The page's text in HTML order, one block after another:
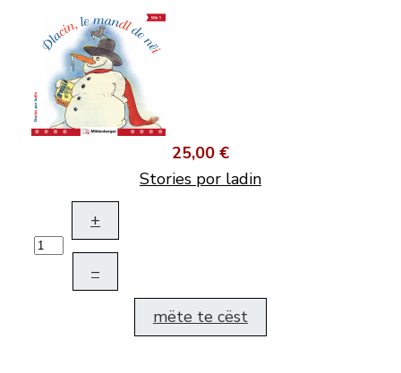
25,00 €
Stories por ladin
+
–
mëte te cëst